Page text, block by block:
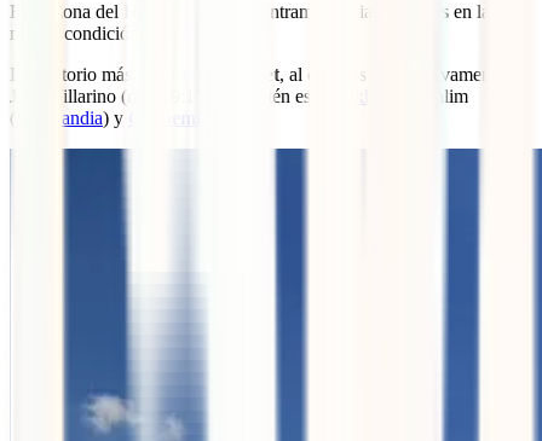
En la zona del Himalaya nos encontramos varias regiones en la
misma condición.
El territorio más famoso es el
Tíbet, al que nos lleva nuevamente
Juan Villarino (min 19:15) y también están
, Nagalim
(
Nagalandia) y